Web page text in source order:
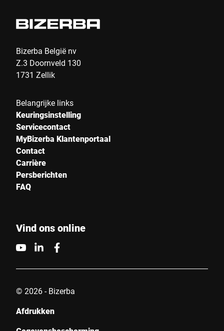
Bizerba België nv
Z.3 Doornveld 130
1731 Zellik
Belangrijke links
Keuringsinstelling
Servicecontact
MyBizerba Klantenportaal
Contact
Carrière
Persberichten
FAQ
Vind ons online
© 2026 - Bizerba
Afdrukken